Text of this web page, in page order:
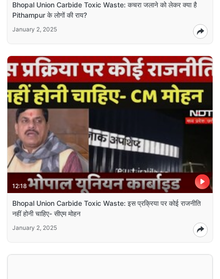
Bhopal Union Carbide Toxic Waste: कचरा जलाने को लेकर क्या है
Pithampur के लोगों की राय?
January 2, 2025
12:18
Bhopal Union Carbide Toxic Waste: इस प्रक्रिया पर कोई राजनीति
नहीं होनी चाहिए- सीएम मोहन
January 2, 2025